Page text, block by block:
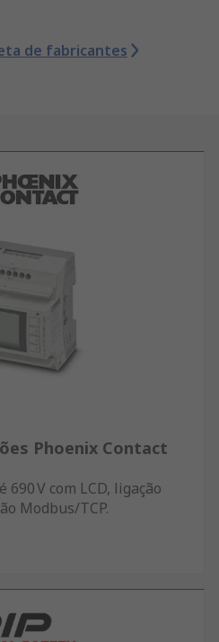
de fabricantes
Phoenix Contact
V com LCD, ligação
Modbus/TCP.